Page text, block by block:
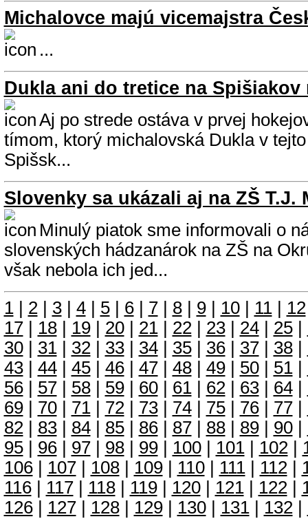
Michalovce majú vicemajstra
...
Dukla ani do tretice na Spišiakov
Aj po strede ostáva v prvej
tímom, ktorý michalovská Dukla v
Spišsk...
Slovenky sa ukázali aj na ZŠ T.J.
Minulý piatok sme informovali o
slovenských hádzanárok na ZŠ na
však nebola ich jed...
1| 2| 3| 4| 5| 6| 7| 8| 9| 10| 11| 12
17| 18| 19| 20| 21| 22| 23| 24| 25|
30| 31| 32| 33| 34| 35| 36| 37| 38|
43| 44| 45| 46| 47| 48| 49| 50| 51|
56| 57| 58| 59| 60| 61| 62| 63| 64|
69| 70| 71| 72| 73| 74| 75| 76| 77|
82| 83| 84| 85| 86| 87| 88| 89| 90|
95| 96| 97| 98| 99| 100| 101| 102|
106| 107| 108| 109| 110| 111| 112|
116| 117| 118| 119| 120| 121| 122|
126| 127| 128| 129| 130| 131| 132|